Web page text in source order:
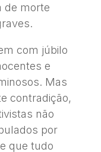
de morte
com júbilo
e
Mas
contradição,
não
por
que tudo